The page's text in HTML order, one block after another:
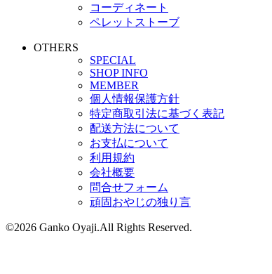
コーディネート
ペレットストーブ
OTHERS
SPECIAL
SHOP INFO
MEMBER
個人情報保護方針
特定商取引法に基づく表記
配送方法について
お支払について
利用規約
会社概要
問合せフォーム
頑固おやじの独り言
©2026 Ganko Oyaji.All Rights Reserved.